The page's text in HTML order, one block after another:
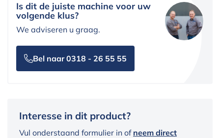
Is dit de juiste machine voor uw
volgende klus?
We adviseren u graag.
Bel naar 0318 - 26 55 55
Interesse in dit product?
Vul onderstaand formulier in of neem direct